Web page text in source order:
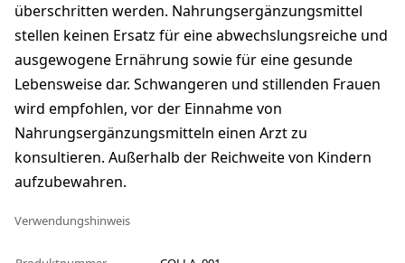
überschritten werden. Nahrungsergänzungsmittel
stellen keinen Ersatz für eine abwechslungsreiche und
ausgewogene Ernährung sowie für eine gesunde
Lebensweise dar. Schwangeren und stillenden Frauen
wird empfohlen, vor der Einnahme von
Nahrungsergänzungsmitteln einen Arzt zu
konsultieren. Außerhalb der Reichweite von Kindern
aufzubewahren.
Verwendungshinweis